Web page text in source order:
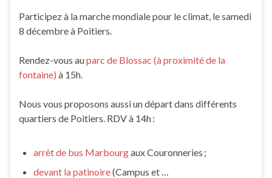
Participez à la marche mondiale pour le climat, le samedi
8 décembre à Poitiers.
Rendez-vous auparc de Blossac (à proximité de la
fontaine) à 15h.
Nous vous proposons aussi un départ dans différents
quartiers de Poitiers. RDV à 14h :
arrêt de bus Marbourgaux Couronneries ;
devant la patinoire(Campus et …